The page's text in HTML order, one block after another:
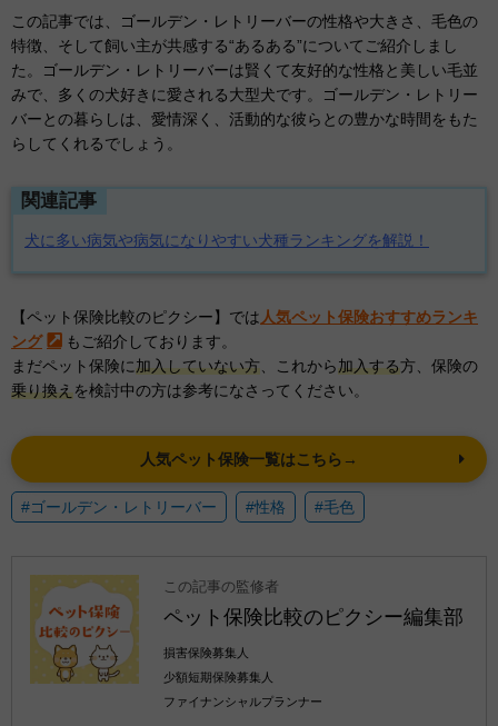
この記事では、ゴールデン・レトリーバーの性格や大きさ、毛色の
特徴、そして飼い主が共感する“あるある”についてご紹介しまし
た。ゴールデン・レトリーバーは賢くて友好的な性格と美しい毛並
みで、多くの犬好きに愛される大型犬です。ゴールデン・レトリー
バーとの暮らしは、愛情深く、活動的な彼らとの豊かな時間をもた
らしてくれるでしょう。
関連記事
犬に多い病気や病気になりやすい犬種ランキングを解説！
【ペット保険比較のピクシー】では 人気ペット保険おすすめランキ
ング
もご紹介しております。
まだペット保険に加入していない方 、これから加入する方、保険の
乗り換えを検討中の方は参考になさってください。
人気ペット保険一覧はこちら→
#ゴールデン・レトリーバー #性格 #毛色
この記事の監修者
ペット保険比較のピクシー編集部
損害保険募集人
少額短期保険募集人
ファイナンシャルプランナー